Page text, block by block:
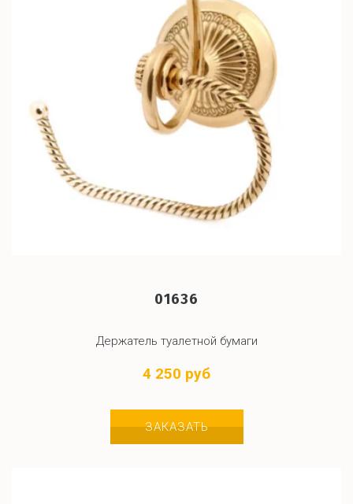
01636
Держатель туалетной бумаги
4 250 руб
ЗАКАЗАТЬ